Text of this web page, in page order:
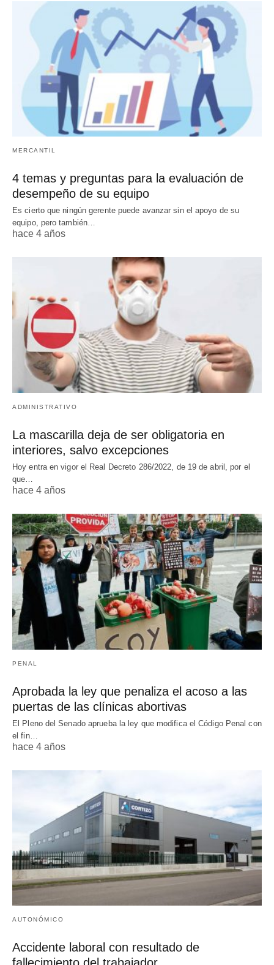
MERCANTIL
4 temas y preguntas para la evaluación de
desempeño de su equipo
Es cierto que ningún gerente puede avanzar sin el apoyo de su
equipo, pero también…
hace 4 años
ADMINISTRATIVO
La mascarilla deja de ser obligatoria en
interiores, salvo excepciones
Hoy entra en vigor el Real Decreto 286/2022, de 19 de abril, por el
que…
hace 4 años
PENAL
Aprobada la ley que penaliza el acoso a las
puertas de las clínicas abortivas
El Pleno del Senado aprueba la ley que modifica el Código Penal con
el fin…
hace 4 años
AUTONÓMICO
Accidente laboral con resultado de